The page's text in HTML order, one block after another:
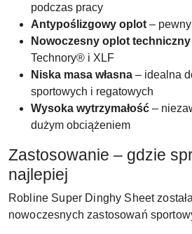
podczas pracy
Antypoślizgowy oplot –
Nowoczesny oplot techniczny
Technory® i XLF
Niska masa własna – idealna
sportowych i regatowych
Wysoka wytrzymałość –
dużym obciążeniem
Zastosowanie – gdzie
najlepiej
Robline Super Dinghy Sheet
nowoczesnych zastosowań